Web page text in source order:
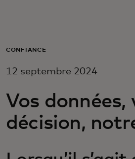
Pour les entreprises
Pour les innovateurs
CONFIANCE
12 septembre 2024
Vos données,
décision,